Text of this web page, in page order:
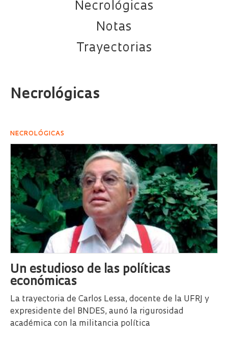
Necrológicas
Notas
Trayectorias
Necrológicas
NECROLÓGICAS
Un estudioso de las políticas
económicas
La trayectoria de Carlos Lessa, docente de la UFRJ y
expresidente del BNDES, aunó la rigurosidad
académica con la militancia política